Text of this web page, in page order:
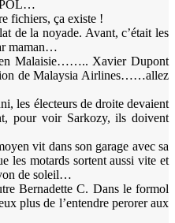
fichiers, ça existe !
de la noyade. Avant, c’était les
maman…
Malaisie…….. Xavier Dupont
de Malaysia Airlines……allez
les électeurs de droite devaient
pour voir Sarkozy, ils doivent
vit dans son garage avec sa
les motards sortent aussi vite et
de soleil…
Bernadette C. Dans le formol
plus de l’entendre perorer aux